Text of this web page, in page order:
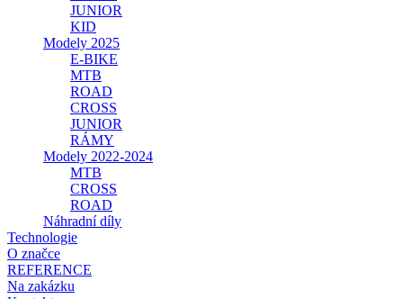
JUNIOR
KID
Modely 2025
E-BIKE
MTB
ROAD
CROSS
JUNIOR
RÁMY
Modely 2022-2024
MTB
CROSS
ROAD
Náhradní díly
Technologie
O značce
REFERENCE
Na zakázku